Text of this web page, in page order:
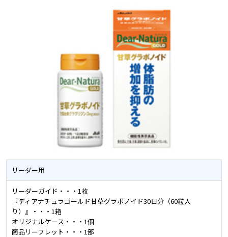
リーダー用
リーダーガイド・・・1枚
『ディアナチュラゴールド甘草グラボノイド30日分（60粒入
り）』・・・1箱
オリジナルケース・・・1個
商品リーフレット・・・1部